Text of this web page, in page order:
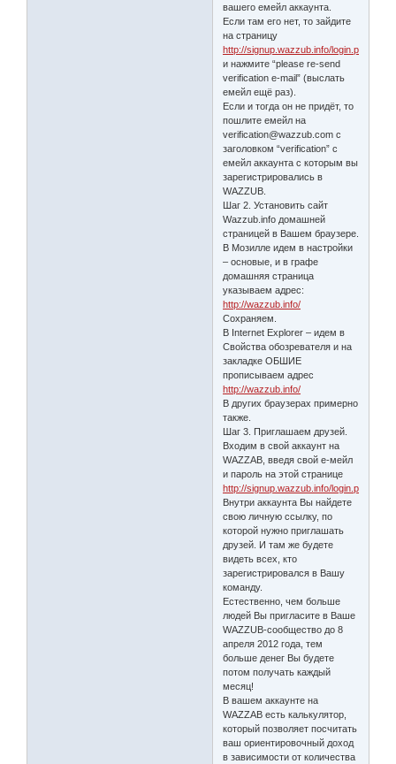
вашего емейл аккаунта.
Если там его нет, то зайдите
на страницу
http://signup.wazzub.info/login.php
и нажмите “please re-send
verification e-mail” (выслать
емейл ещё раз).
Если и тогда он не придёт, то
пошлите емейл на
verification@wazzub.com с
заголовком “verification” с
емейл аккаунта с которым вы
зарегистрировались в
WAZZUB.
Шаг 2. Установить сайт
Wazzub.info домашней
страницей в Вашем браузере.
В Мозилле идем в настройки
– основые, и в графе
домашняя страница
указываем адрес:
http://wazzub.info/
Сохраняем.
В Internet Explorer – идем в
Свойства обозревателя и на
закладке ОБШИЕ
прописываем адрес
http://wazzub.info/
В других браузерах примерно
также.
Шаг 3. Приглашаем друзей.
Входим в свой аккаунт на
WAZZAB, введя свой е-мейл
и пароль на этой странице
http://signup.wazzub.info/login.php
Внутри аккаунта Вы найдете
свою личную ссылку, по
которой нужно приглашать
друзей. И там же будете
видеть всех, кто
зарегистрировался в Вашу
команду.
Естественно, чем больше
людей Вы пригласите в Ваше
WAZZUB-сообщество до 8
апреля 2012 года, тем
больше денег Вы будете
потом получать каждый
месяц!
В вашем аккаунте на
WAZZAB есть калькулятор,
который позволяет посчитать
ваш ориентировочный доход
в зависимости от количества